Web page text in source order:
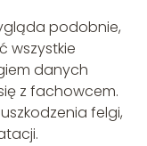
podobnie,
wszystkie
danych
z fachowcem.
felgi,